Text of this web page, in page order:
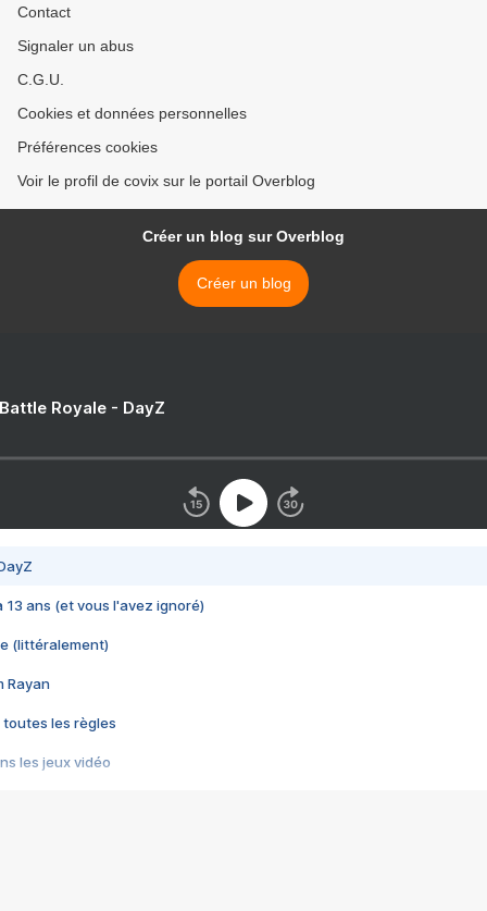
Contact
Signaler un abus
C.G.U.
Cookies et données personnelles
Préférences cookies
Voir le profil de covix sur le portail Overblog
Créer un blog sur Overblog
Créer un blog
Royale - DayZ
13 ans (et vous l'avez ignoré)
(littéralement)
Rayan
toutes les règles
les jeux vidéo